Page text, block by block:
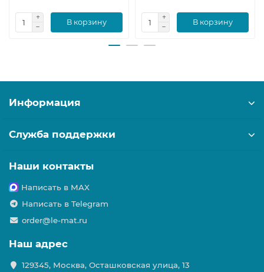
В корзину В корзину
Информация
Служба поддержки
Наши контакты
Написать в MAX
Написать в Telegram
order@le-mat.ru
Наш адрес
129345, Москва, Осташковская улица, 13